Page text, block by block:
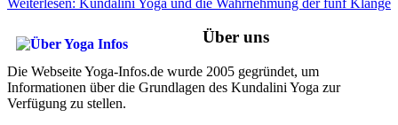
Über uns
Die Webseite Yoga-Infos.de wurde 2005 gegründet, um
Informationen über die Grundlagen des Kundalini Yoga zur
Verfügung zu stellen.